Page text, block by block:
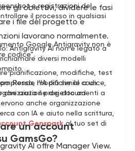
gli obiettivi, dividere le fasi
i file del progetto e
lavorano normalmente.
Antigravity AI non è legato a
diversi modelli
modifiche al codice,
dei documenti a
anche organizzazione
con IA e aiuto nella scrittura,
Gensparkal tuo set di
AI offre Manager View.
e registrazioni del
il processo in qualsiasi
Google Antigravity non è
codice”.
pianificazione, modifiche, test
Rende l’IA più simile a un
che aiuta il progetto ad
un account
GamsGo?